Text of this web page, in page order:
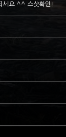
세요 ^^ 스샷확인!